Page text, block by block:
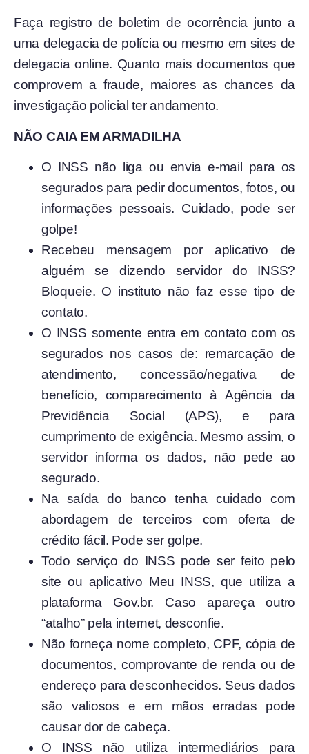
Faça registro de boletim de ocorrência junto a
uma delegacia de polícia ou mesmo em sites de
delegacia online. Quanto mais documentos que
comprovem a fraude, maiores as chances da
investigação policial ter andamento.
NÃO CAIA EM ARMADILHA
O INSS não liga ou envia e-mail para os
segurados para pedir documentos, fotos, ou
informações pessoais. Cuidado, pode ser
golpe!
Recebeu mensagem por aplicativo de
alguém se dizendo servidor do INSS?
Bloqueie. O instituto não faz esse tipo de
contato.
O INSS somente entra em contato com os
segurados nos casos de: remarcação de
atendimento, concessão/negativa de
benefício, comparecimento à Agência da
Previdência Social (APS), e para
cumprimento de exigência. Mesmo assim, o
servidor informa os dados, não pede ao
segurado.
Na saída do banco tenha cuidado com
abordagem de terceiros com oferta de
crédito fácil. Pode ser golpe.
Todo serviço do INSS pode ser feito pelo
site ou aplicativo Meu INSS, que utiliza a
plataforma Gov.br. Caso apareça outro
“atalho” pela internet, desconfie.
Não forneça nome completo, CPF, cópia de
documentos, comprovante de renda ou de
endereço para desconhecidos. Seus dados
são valiosos e em mãos erradas pode
causar dor de cabeça.
O INSS não utiliza intermediários para